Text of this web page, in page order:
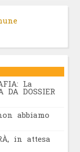
La
DA DOSSIER
abbiamo
in attesa